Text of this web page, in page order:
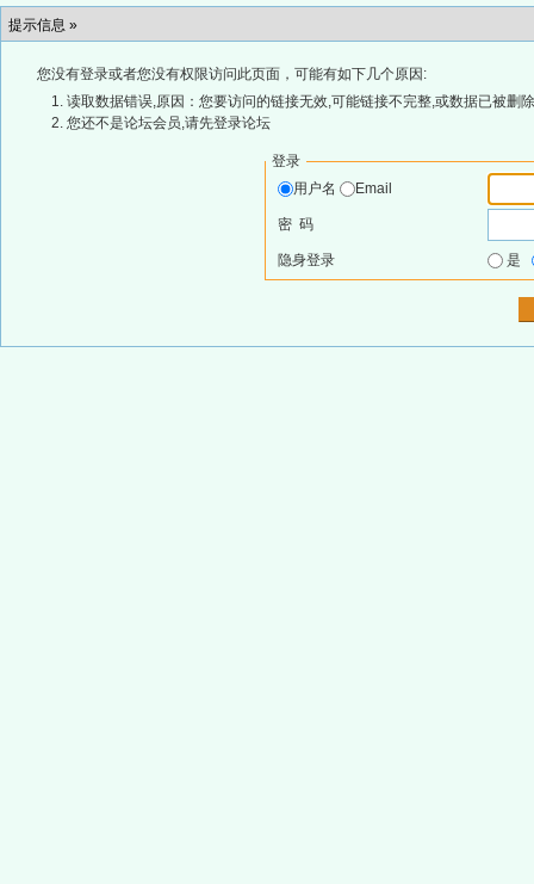
提示信息 »
您没有登录或者您没有权限访问此页面，可能有如下几个原因:
读取数据错误,原因：您要访问的链接无效,可能链接不完整,或数据已被删
您还不是论坛会员,请先登录论坛
登录
用户名
Email
密 码
隐身登录 是